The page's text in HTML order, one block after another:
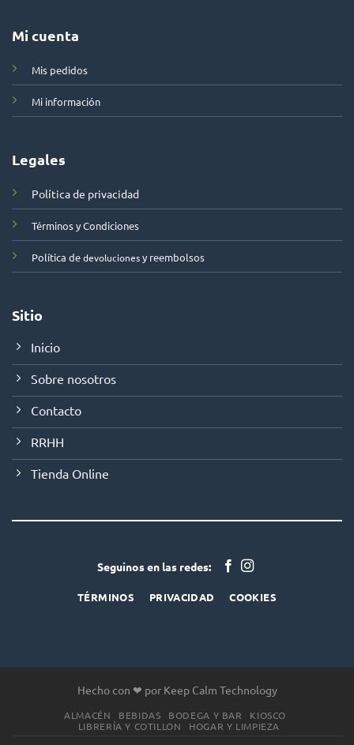
Mi cuenta
Mis pedidos
Mi información
Legales
Política de privacidad
Términos y Condiciones
Política dedevolucionesy reembolsos
Sitio
Inicio
Sobre nosotros
Contacto
RRHH
Tienda Online
Seguinos en las redes:
TÉRMINOS PRIVACIDAD COOKIES
Hecho con ❤ por Keep Calm Technology
ALMACÉN BEBIDAS BODEGA Y BAR
KIOSCO
LIBRERÍA Y COTILLON
HOGAR Y LIMPIEZA